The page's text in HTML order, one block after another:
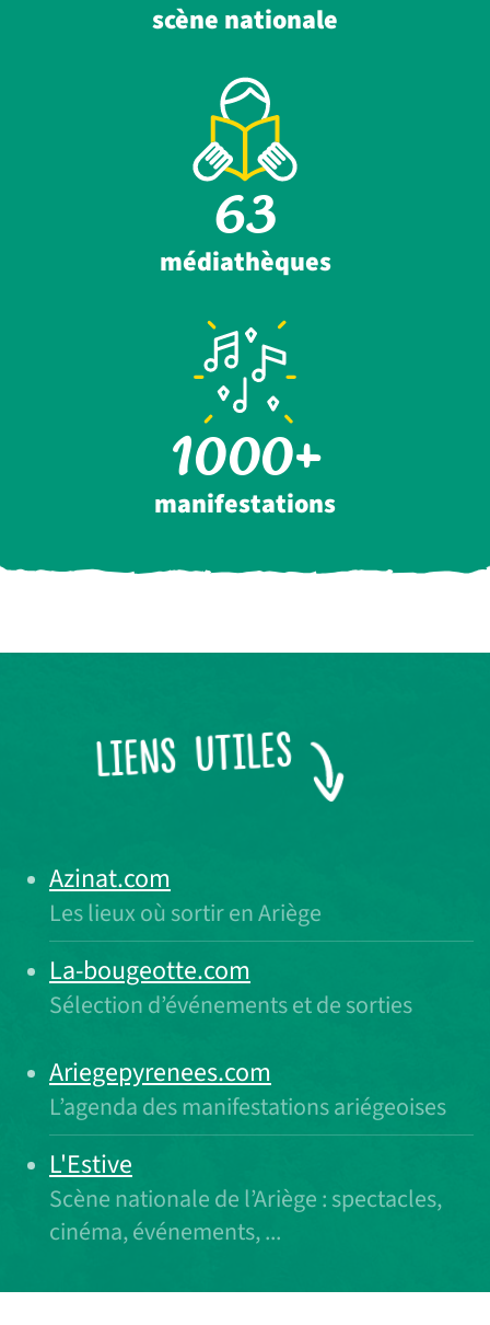
scène nationale
63
médiathèques
1000
manifestations
LIENS UTILES
Azinat.com
Les lieux où sortir en Ariège
La-bougeotte.com
Sélection d’événements et de sorties
Ariegepyrenees.com
L’agenda des manifestations ariégeoises
L'Estive
Scène nationale de l’Ariège : spectacles,
cinéma, événements, ...